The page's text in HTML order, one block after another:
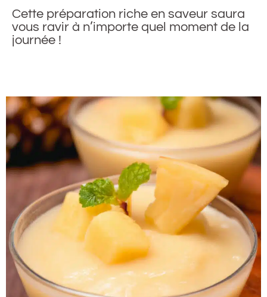
Cette préparation riche en saveur saura
vous ravir à n’importe quel moment de la
journée !